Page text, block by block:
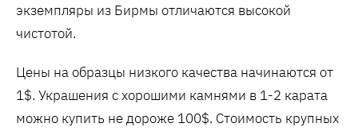
экземпляры из Бирмы отличаются высокой
чистотой.
Цены на образцы низкого качества начинаются от
1$. Украшения с хорошими камнями в 1-2 карата
можно купить не дороже 100$. Стоимость крупных